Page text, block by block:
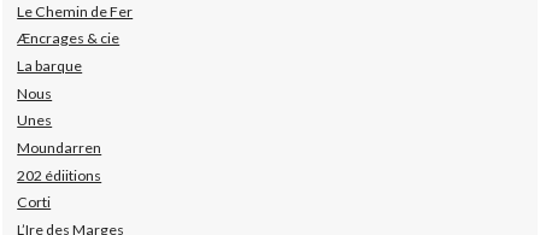
Le Chemin de Fer
Æncrages & cie
La barque
Nous
Unes
Moundarren
202 édiitions
Corti
L’Ire des Marges